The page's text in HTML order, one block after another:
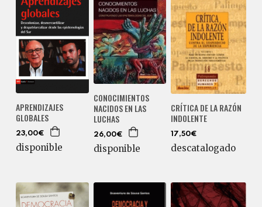
APRENDIZAJES
GLOBALES
23,00€
disponible
CONOCIMIENTOS
NACIDOS EN LAS
LUCHAS
26,00€
disponible
CRÍTICA DE LA RAZÓN
INDOLENTE
17,50€
descatalogado